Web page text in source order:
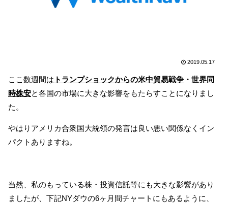
2019.05.17
ここ数週間は トランプショックからの米中貿易戦争 ・ 世界同
時株安と各国の市場に大きな影響をもたらすことになりまし
た。
やはりアメリカ合衆国大統領の発言は良い悪い関係なくイン
パクトありますね。
当然、私のもっている株・投資信託等にも大きな影響があり
ましたが、下記NYダウの6ヶ月間チャートにもあるように、